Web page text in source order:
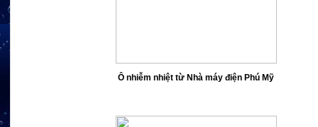
Ô nhiễm nhiệt từ Nhà máy điện Phú Mỹ